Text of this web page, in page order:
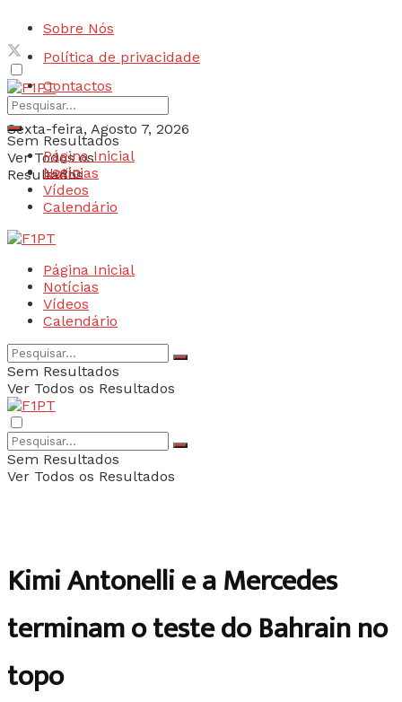
Sobre Nós
Política de privacidade
Contactos
Sexta-feira, Agosto 7, 2026
Login
Sem Resultados
Ver Todos os
Resultados
Página Inicial
Notícias
Vídeos
Calendário
Página Inicial
Notícias
Vídeos
Calendário
Sem Resultados
Ver Todos os Resultados
Sem Resultados
Ver Todos os Resultados
Kimi Antonelli e a Mercedes
terminam o teste do Bahrain no
topo